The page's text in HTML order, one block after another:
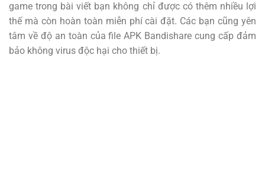
game trong bài viết bạn không chỉ được có thêm nhiều lợi
thế mà còn hoàn toàn miễn phí cài đặt. Các bạn cũng yên
tâm về độ an toàn của file APK Bandishare cung cấp đảm
bảo không virus độc hại cho thiết bị.